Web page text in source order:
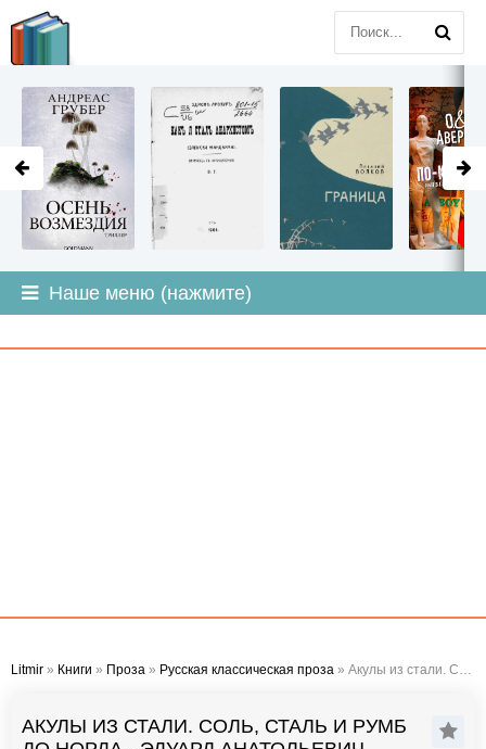
Наше меню (нажмите)
Litmir » Книги » Проза » Русская классическая проза » Акулы из стали. Соль, сталь и румб до Норда - Эдуард Анатольевич Овечкин
АКУЛЫ ИЗ СТАЛИ. СОЛЬ, СТАЛЬ И РУМБ
LITMIR.ORG